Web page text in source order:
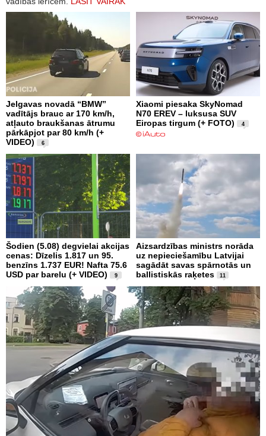
Jelgavas novadā “BMW”
vadītājs brauc ar 170 km/h,
atļauto braukšanas ātrumu
pārkāpjot par 80 km/h (+
VIDEO)
6
Xiaomi piesaka SkyNomad
N70 EREV – luksusa SUV
Eiropas tirgum (+ FOTO)
4
Šodien (5.08) degvielai akcijas
cenas: Dīzelis 1.817 un 95.
benzīns 1.737 EUR! Nafta 75.6
USD par barelu (+ VIDEO)
9
Aizsardzības ministrs norāda
uz nepieciešamību Latvijai
sagādāt savas spārnotās un
ballistiskās raķetes
11